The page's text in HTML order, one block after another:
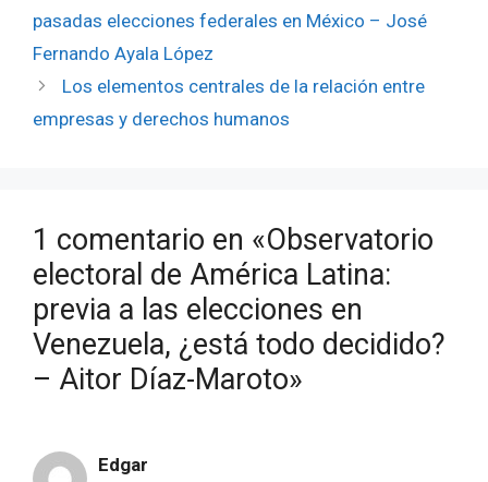
pasadas elecciones federales en México – José
Fernando Ayala López
Los elementos centrales de la relación entre
empresas y derechos humanos
1 comentario en «Observatorio
electoral de América Latina:
previa a las elecciones en
Venezuela, ¿está todo decidido?
– Aitor Díaz-Maroto»
Edgar